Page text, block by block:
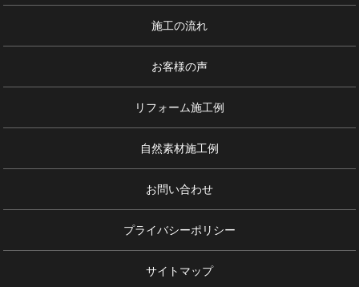
施工の流れ
お客様の声
リフォーム施工例
自然素材施工例
お問い合わせ
プライバシーポリシー
サイトマップ